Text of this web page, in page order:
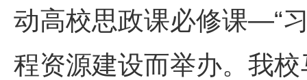
动高校思政课必修课—“
程资源建设而举办。我